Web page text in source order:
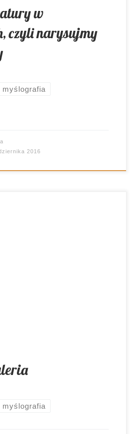
w
czyli narysujmy
myślografia
2016
myślografia